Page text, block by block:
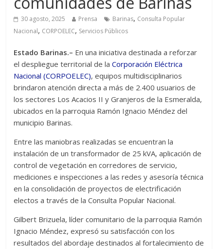
30 agosto, 2025 Prensa Barinas, Consulta Popular
Nacional, CORPOELEC, Servicios Públicos
Estado Barinas.– En una iniciativa destinada a reforzar
el despliegue territorial de la Corporación Eléctrica
Nacional (CORPOELEC), equipos multidisciplinarios
brindaron atención directa a más de 2.400 usuarios de
los sectores Los Acacios II y Granjeros de la Esmeralda,
ubicados en la parroquia Ramón Ignacio Méndez del
municipio Barinas.
Entre las maniobras realizadas se encuentran la
instalación de un transformador de 25 kVA, aplicación de
control de vegetación en corredores de servicio,
mediciones e inspecciones a las redes y asesoría técnica
en la consolidación de proyectos de electrificación
electos a través de la Consulta Popular Nacional.
Gilbert Brizuela, líder comunitario de la parroquia Ramón
Ignacio Méndez, expresó su satisfacción con los
resultados del abordaje destinados al fortalecimiento de